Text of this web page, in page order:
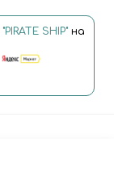
"PIRATE SHIP"на